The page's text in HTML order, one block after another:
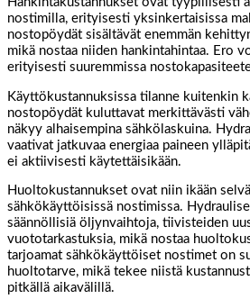
nostimilla, erityisesti yksinkertaisissa
nostopöydät sisältävät enemmän
mikä nostaa niiden hankintahintaa. Ero
erityisesti suuremmissa
Käyttökustannuksissa tilanne kuitenkin
nostopöydät kuluttavat merkittävästi
näkyy alhaisempina sähkölaskuina.
vaativat jatkuvaa energiaa paineen
ei aktiivisesti käytettäisikään.
Huoltokustannukset ovat niin ikään
sähkökäyttöisissä nostimissa.
säännöllisiä öljynvaihtoja, tiivisteiden
vuototarkastuksia, mikä nostaa
tarjoamat sähkökäyttöiset nostimet on
huoltotarve, mikä tekee niistä
pitkällä aikavälillä.